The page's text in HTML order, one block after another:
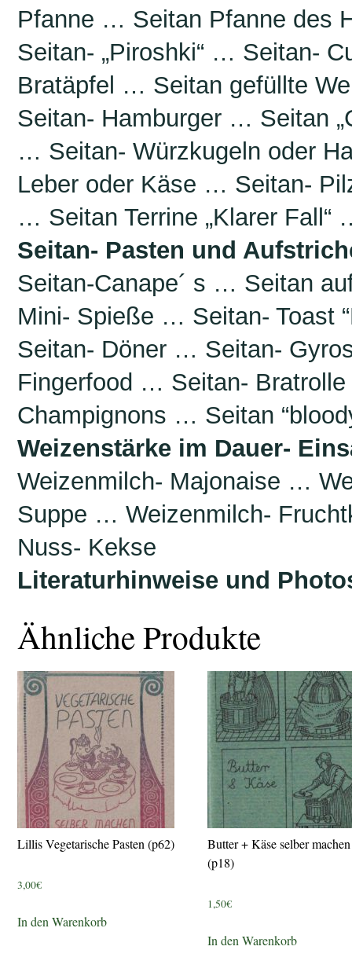
Pfanne … Seitan Pfanne des
Seitan- „Piroshki“ … Seitan-
Bratäpfel … Seitan gefüllte
Seitan- Hamburger … Seitan
… Seitan- Würzkugeln oder
Leber oder Käse … Seitan-
… Seitan Terrine „Klarer Fall“
Seitan- Pasten und
Seitan-Canape´ s … Seitan
Mini- Spieße … Seitan- Toast
Seitan- Döner … Seitan-
Fingerfood … Seitan-
Champignons … Seitan
Weizenstärke im Dauer-
Weizenmilch- Majonaise …
Suppe … Weizenmilch-
Nuss- Kekse
Literaturhinweise und
Ähnliche Produkte
Lillis Vegetarische Pasten (p62)
3,00€
In den Warenkorb
Butter + Käse selber machen
(p18)
1,50€
In den Warenkorb